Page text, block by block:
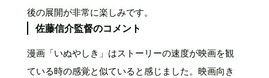
後の展開が非常に楽しみです。
佐藤信介監督のコメント
漫画「いぬやしき」はストーリーの速度が映画を観
ている時の感覚と似ていると感じました。映画向き